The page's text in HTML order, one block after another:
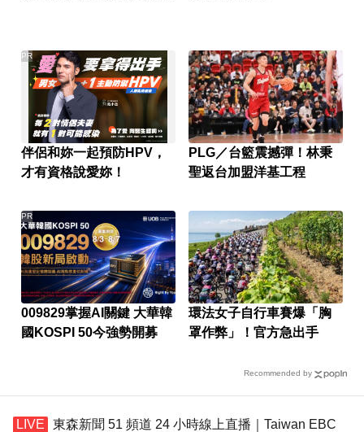
伴侶和妳一起預防HPV，
才有資格說愛妳！
PR
PLG／台籃震撼彈！林秉
聖返台加盟洋基工程
009829掌握AI關鍵 大華韓
國KOSPI 50今強勢開募
PR
環法女子自行車賽爆「胸
罩作弊」！官方急出手
Recommended by
東森新聞 51 頻道 24 小時線上直播｜Taiwan EBC